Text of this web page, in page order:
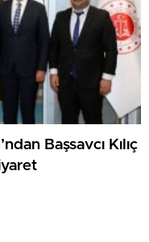
Başsavcı Kılıç